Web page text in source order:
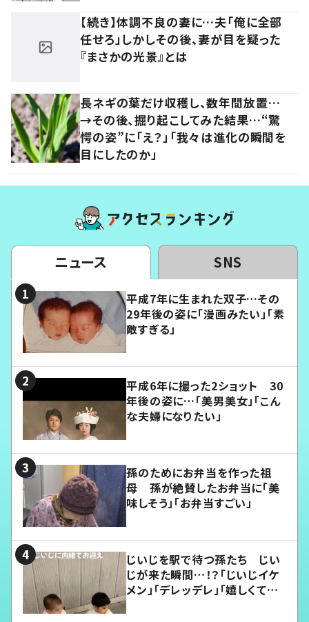
【続き】体調不良の妻に…夫「俺に全部
任せろ」しかしその後、妻が目を疑った
『まさかの光景』とは
長ネギの葉だけ収穫し、数年間放置…
→その後、掘り起こしてみた結果…“驚
愕の姿”に「え？」「我々は進化の瞬間を
目にしたのか」
ニュース SNS
平成7年に生まれた双子…その
29年後の姿に「漫画みたい」「素
敵すぎる」
平成6年に撮った2ショット 30
年後の姿に…「美男美女」「こん
な夫婦になりたい」
孫のためにお弁当を作った祖
母 孫が絶賛したお弁当に「美
味しそう」「お弁当すごい」
じいじを駅で待つ孫たち じい
じが来た瞬間…！？「じいじイケ
メン」「デレッデレ」「嬉しくて可